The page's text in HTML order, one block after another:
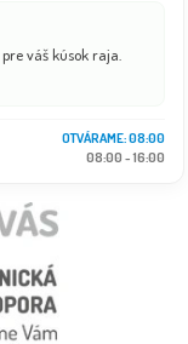
váš kúsok raja.
OTVÁRAME: 08:00
08:00 - 16:00